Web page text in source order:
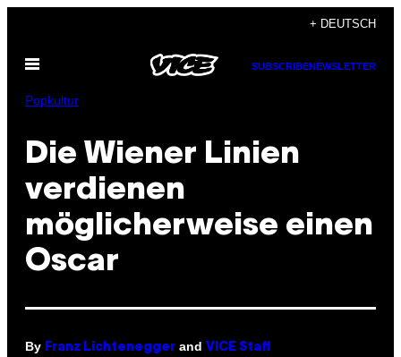
content
+ DEUTSCH
Open
SUBSCRIBENEWSLETTER
Popkultur
Die Wiener Linien
verdienen
möglicherweise einen
Oscar
By Franz Lichtenegger and VICE Staff